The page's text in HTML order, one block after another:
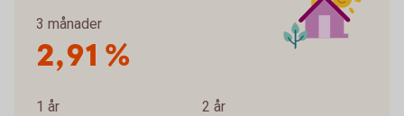
3 månader
2,91 %
1 år 2 år